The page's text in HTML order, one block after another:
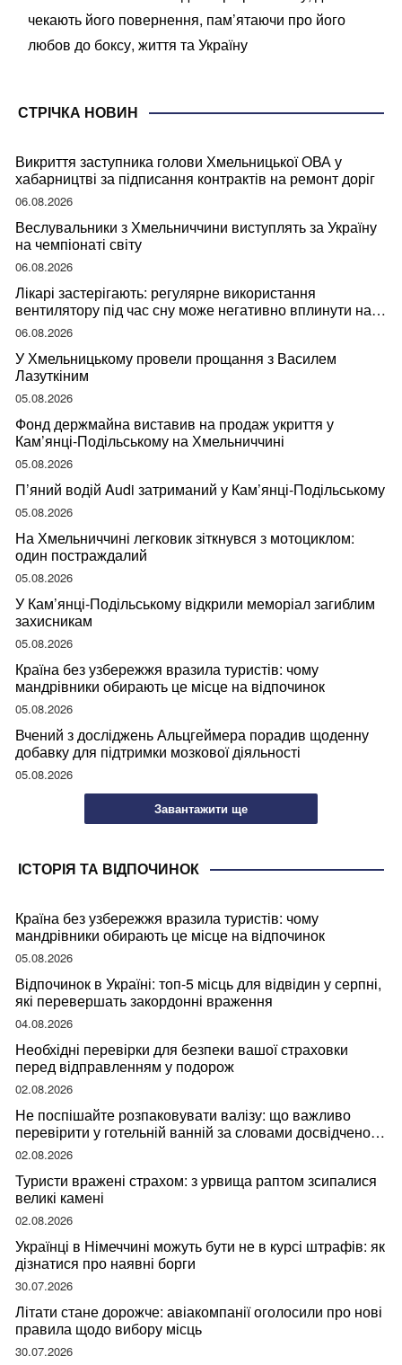
чекають його повернення, пам’ятаючи про його
любов до боксу, життя та Україну
СТРІЧКА НОВИН
Викриття заступника голови Хмельницької ОВА у
хабарництві за підписання контрактів на ремонт доріг
06.08.2026
Веслувальники з Хмельниччини виступлять за Україну
на чемпіонаті світу
06.08.2026
Лікарі застерігають: регулярне використання
вентилятору під час сну може негативно вплинути на
ваше здоров’я
06.08.2026
У Хмельницькому провели прощання з Василем
Лазуткіним
05.08.2026
Фонд держмайна виставив на продаж укриття у
Кам’янці-Подільському на Хмельниччині
05.08.2026
П’яний водій Audi затриманий у Кам’янці-Подільському
05.08.2026
На Хмельниччині легковик зіткнувся з мотоциклом:
один постраждалий
05.08.2026
У Кам’янці-Подільському відкрили меморіал загиблим
захисникам
05.08.2026
Країна без узбережжя вразила туристів: чому
мандрівники обирають це місце на відпочинок
05.08.2026
Вчений з досліджень Альцгеймера порадив щоденну
добавку для підтримки мозкової діяльності
05.08.2026
Завантажити ще
ІСТОРІЯ ТА ВІДПОЧИНОК
Країна без узбережжя вразила туристів: чому
мандрівники обирають це місце на відпочинок
05.08.2026
Відпочинок в Україні: топ-5 місць для відвідин у серпні,
які перевершать закордонні враження
04.08.2026
Необхідні перевірки для безпеки вашої страховки
перед відправленням у подорож
02.08.2026
Не поспішайте розпаковувати валізу: що важливо
перевірити у готельній ванній за словами досвідченої
мандрівниці
02.08.2026
Туристи вражені страхом: з урвища раптом зсипалися
великі камені
02.08.2026
Українці в Німеччині можуть бути не в курсі штрафів: як
дізнатися про наявні борги
30.07.2026
Літати стане дорожче: авіакомпанії оголосили про нові
правила щодо вибору місць
30.07.2026